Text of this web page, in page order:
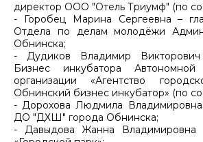
директор ООО "Отель Триумф" (по
- Горобец Марина Сергеевна –
Отдела по делам молодёжи
Обнинска;
- Дудиков Владимир Викторович
Бизнес инкубатора Автономной
организации «Агентство
Обнинский бизнес инкубатор» (по
- Дорохова Людмила
ДО "ДХШ" города Обнинска;
- Давыдова Жанна